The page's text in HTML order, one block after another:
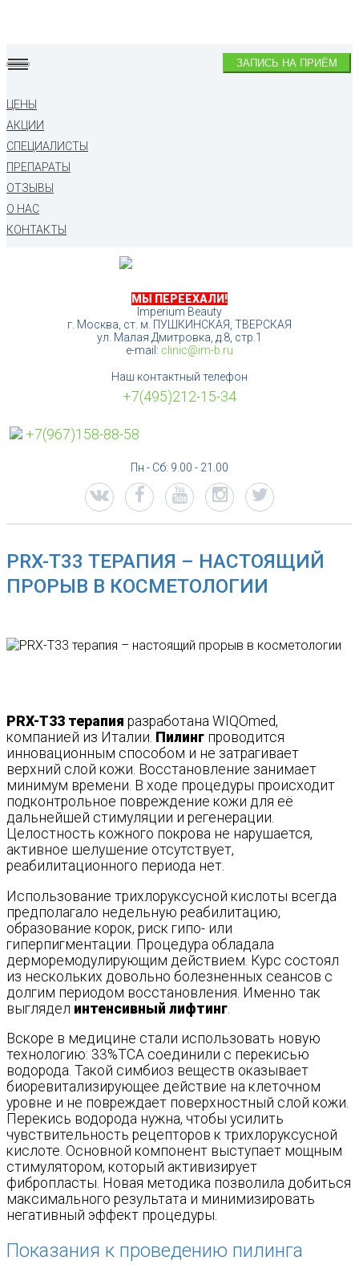
ЗАПИСЬ НА ПРИЁМ
ЦЕНЫ
АКЦИИ
СПЕЦИАЛИСТЫ
ПРЕПАРАТЫ
ОТЗЫВЫ
О НАС
КОНТАКТЫ
МЫ ПЕРЕЕХАЛИ!
Imperium Beauty
г. Москва, ст. м. ПУШКИНСКАЯ, ТВЕРСКАЯ
ул. Малая Дмитровка, д.8, стр.1
e-mail: clinic@im-b.ru
Наш контактный телефон
+7(495)212-15-34
+7(967)158-88-58
Пн - Сб: 9.00 - 21.00
PRX-T33 ТЕРАПИЯ – НАСТОЯЩИЙ
ПРОРЫВ В КОСМЕТОЛОГИИ
PRX-T33 терапия разработана WIQOmed,
компанией из Италии. Пилинг проводится
инновационным способом и не затрагивает
верхний слой кожи. Восстановление занимает
минимум времени. В ходе процедуры происходит
подконтрольное повреждение кожи для её
дальнейшей стимуляции и регенерации.
Целостность кожного покрова не нарушается,
активное шелушение отсутствует,
реабилитационного периода нет.
Использование трихлоруксусной кислоты всегда
предполагало недельную реабилитацию,
образование корок, риск гипо- или
гиперпигментации. Процедура обладала
дерморемодулирующим действием. Курс состоял
из нескольких довольно болезненных сеансов с
долгим периодом восстановления. Именно так
выглядел интенсивный лифтинг
Вскоре в медицине стали использовать новую
технологию: 33%ТСА соединили с перекисью
водорода. Такой симбиоз веществ оказывает
биоревитализирующее действие на клеточном
уровне и не повреждает поверхностный слой кожи.
Перекись водорода нужна, чтобы усилить
чувствительность рецепторов к трихлоруксусной
кислоте. Основной компонент выступает мощным
стимулятором, который активизирует
фибропласты. Новая методика позволила добиться
максимального результата и минимизировать
негативный эффект процедуры.
Показания к проведению пилинга